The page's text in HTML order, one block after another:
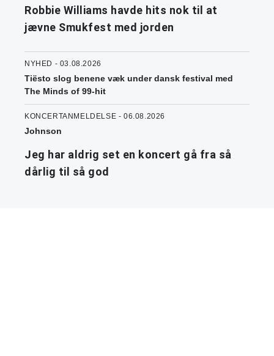
Robbie Williams havde hits nok til at
jævne Smukfest med jorden
NYHED - 03.08.2026
Tiësto slog benene væk under dansk festival med
The Minds of 99-hit
KONCERTANMELDELSE - 06.08.2026
Johnson
Jeg har aldrig set en koncert gå fra så
dårlig til så god